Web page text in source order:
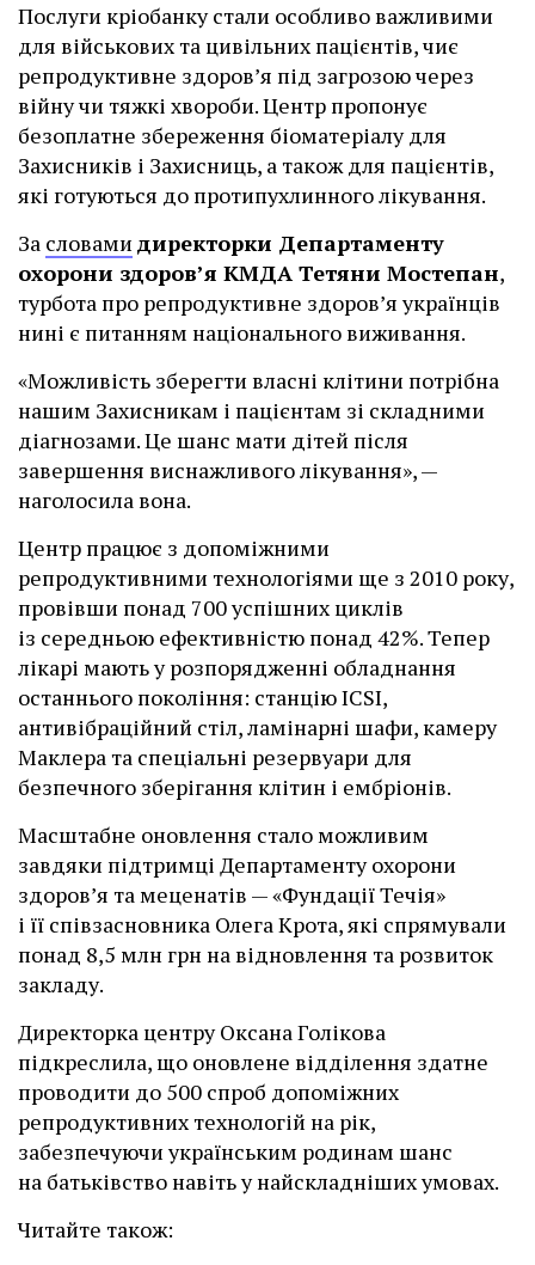
Послуги кріобанку стали особливо важливими
для військових та цивільних пацієнтів, чиє
репродуктивне здоров’я під загрозою через
війну чи тяжкі хвороби. Центр пропонує
безоплатне збереження біоматеріалу для
Захисників і Захисниць, а також для пацієнтів,
які готуються до протипухлинного лікування.
За словамидиректорки Департаменту
охорони здоров’я КМДА Тетяни Мостепан,
турбота про репродуктивне здоров’я українців
нині є питанням національного виживання.
«Можливість зберегти власні клітини потрібна
нашим Захисникам і пацієнтам зі складними
діагнозами. Це шанс мати дітей після
завершення виснажливого лікування», —
наголосила вона.
Центр працює з допоміжними
репродуктивними технологіями ще з 2010 року,
провівши понад 700 успішних циклів
із середньою ефективністю понад 42%. Тепер
лікарі мають у розпорядженні обладнання
останнього покоління: станцію ІCSI,
антивібраційний стіл, ламінарні шафи, камеру
Маклера та спеціальні резервуари для
безпечного зберігання клітин і ембріонів.
Масштабне оновлення стало можливим
завдяки підтримці Департаменту охорони
здоров’я та меценатів — «Фундації Течія»
і її співзасновника Олега Крота, які спрямували
понад 8,5 млн грн на відновлення та розвиток
закладу.
Директорка центру Оксана Голікова
підкреслила, що оновлене відділення здатне
проводити до 500 спроб допоміжних
репродуктивних технологій на рік,
забезпечуючи українським родинам шанс
на батьківство навіть у найскладніших умовах.
Читайте також: